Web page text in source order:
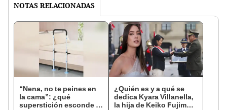
NOTAS RELACIONADAS
“Nena, no te peines en
la cama”: ¿qué
superstición esconde la
¿Quién es y a qué se
dedica Kyara Villanella,
la hija de Keiko Fujimori